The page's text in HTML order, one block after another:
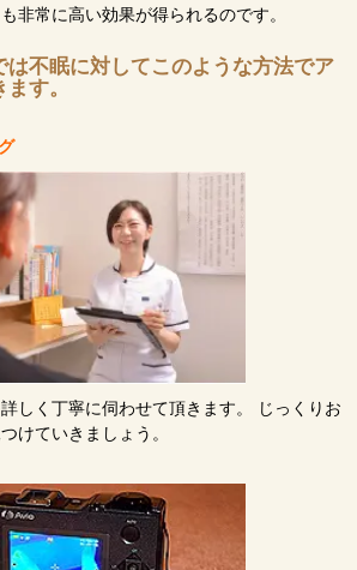
非常に高い効果が得られるのです。
は不眠に対してこのような方法でア
す。
しく丁寧に伺わせて頂きます。 じっくりお
けていきましょう。